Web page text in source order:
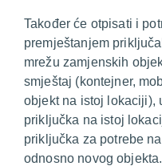
Također će otpisati i
premještanjem
mrežu zamjenskih
smještaj (kontejner,
objekt na istoj lokaciji),
priključka na istoj
priključka za potrebe
odnosno novog